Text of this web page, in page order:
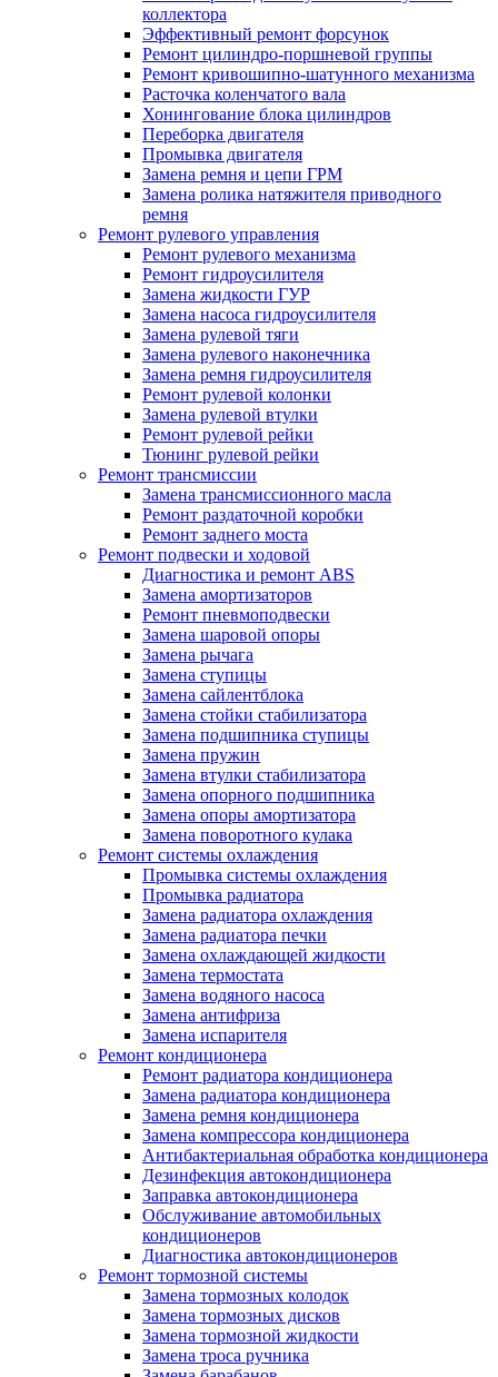
коллектора
Эффективный ремонт форсунок
Ремонт цилиндро-поршневой группы
Ремонт кривошипно-шатунного механизма
Расточка коленчатого вала
Хонингование блока цилиндров
Переборка двигателя
Промывка двигателя
Замена ремня и цепи ГРМ
Замена ролика натяжителя приводного
ремня
Ремонт рулевого управления
Ремонт рулевого механизма
Ремонт гидроусилителя
Замена жидкости ГУР
Замена насоса гидроусилителя
Замена рулевой тяги
Замена рулевого наконечника
Замена ремня гидроусилителя
Ремонт рулевой колонки
Замена рулевой втулки
Ремонт рулевой рейки
Тюнинг рулевой рейки
Ремонт трансмиссии
Замена трансмиссионного масла
Ремонт раздаточной коробки
Ремонт заднего моста
Ремонт подвески и ходовой
Диагностика и ремонт ABS
Замена амортизаторов
Ремонт пневмоподвески
Замена шаровой опоры
Замена рычага
Замена ступицы
Замена сайлентблока
Замена стойки стабилизатора
Замена подшипника ступицы
Замена пружин
Замена втулки стабилизатора
Замена опорного подшипника
Замена опоры амортизатора
Замена поворотного кулака
Ремонт системы охлаждения
Промывка системы охлаждения
Промывка радиатора
Замена радиатора охлаждения
Замена радиатора печки
Замена охлаждающей жидкости
Замена термостата
Замена водяного насоса
Замена антифриза
Замена испарителя
Ремонт кондиционера
Ремонт радиатора кондиционера
Замена радиатора кондиционера
Замена ремня кондиционера
Замена компрессора кондиционера
Антибактериальная обработка кондиционера
Дезинфекция автокондиционера
Заправка автокондиционера
Обслуживание автомобильных
кондиционеров
Диагностика автокондиционеров
Ремонт тормозной системы
Замена тормозных колодок
Замена тормозных дисков
Замена тормозной жидкости
Замена троса ручника